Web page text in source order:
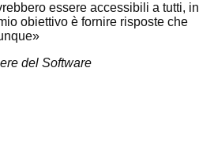
essere accessibili a tutti, in
obiettivo è fornire risposte che
del Software